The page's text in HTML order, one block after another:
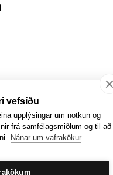
vefsíðu
upplýsingar um notkun og
frá samfélagsmiðlum og til að
Nánar um vafrakökur